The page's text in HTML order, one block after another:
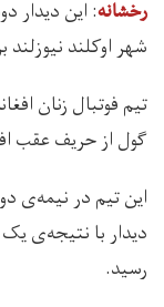
رخشانه
شهر اوکلند نیوزلند
تیم فوتبال زنان
گول از حریف عقب
این تیم در نیمه‌ی
دیدار با نتیجه‌ی
رسید.